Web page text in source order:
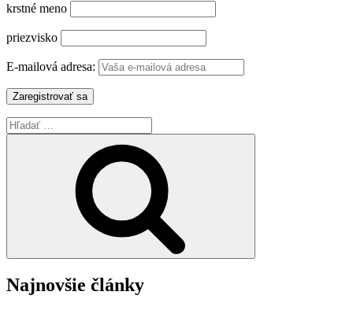
krstné meno
priezvisko
E-mailová adresa:
Hľadať:
Najnovšie články